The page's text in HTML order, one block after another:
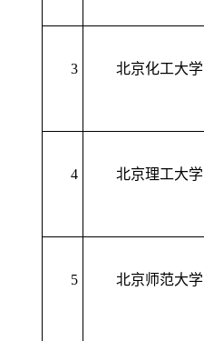
3 北京化工大学
4 北京理工大学
5 北京师范大学